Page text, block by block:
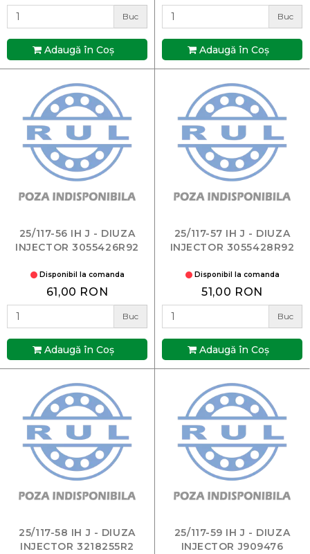
Buc
Adaugă în Coş
Buc
Adaugă în Coş
25/117-56 IH J - DIUZA
INJECTOR 3055426R92
Disponibil la comanda
61,00 RON
Buc
Adaugă în Coş
25/117-57 IH J - DIUZA
INJECTOR 3055428R92
Disponibil la comanda
51,00 RON
Buc
Adaugă în Coş
25/117-58 IH J - DIUZA
INJECTOR 3218255R2
25/117-59 IH J - DIUZA
INJECTOR J909476